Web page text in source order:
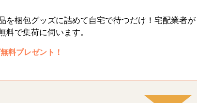
を梱包グッズに詰めて自宅で待つだけ！宅配業者が
料で集荷に伺います。
料プレゼント！